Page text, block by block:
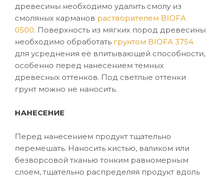
древесины необходимо удалить смолу из
смоляных карманов растворителем BIOFA
0500. Поверхность из мягких пород древесины
необходимо обработать грунтом BIOFA 3754
для усреднения её впитывающей способности,
особенно перед нанесением темных
древесных оттенков. Под светлые оттенки
грунт можно не наносить.
НАНЕСЕНИЕ
Перед нанесением продукт тщательно
перемешать. Наносить кистью, валиком или
безворсовой тканью тонким равномерным
слоем, тщательно распределяя продукт вдоль